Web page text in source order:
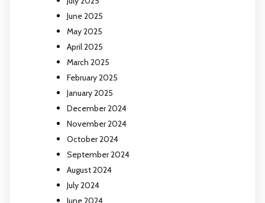
June 2025
May 2025
April 2025
March 2025
February 2025
January 2025
December 2024
November 2024
October 2024
September 2024
August 2024
July 2024
June 2024